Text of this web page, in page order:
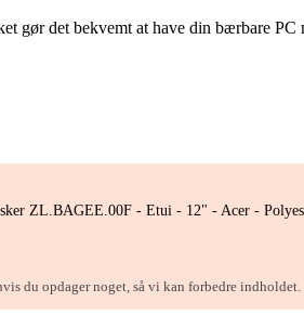
gør det bekvemt at have din bærbare
ZL.BAGEE.00F - Etui - 12" - Acer -
du opdager noget, så vi kan forbedre indholdet.